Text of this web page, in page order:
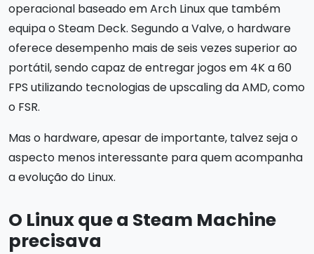
operacional baseado em Arch Linux que também
equipa o Steam Deck. Segundo a Valve, o hardware
oferece desempenho mais de seis vezes superior ao
portátil, sendo capaz de entregar jogos em 4K a 60
FPS utilizando tecnologias de upscaling da AMD, como
o FSR.
Mas o hardware, apesar de importante, talvez seja o
aspecto menos interessante para quem acompanha
a evolução do Linux.
O Linux que a Steam Machine
precisava